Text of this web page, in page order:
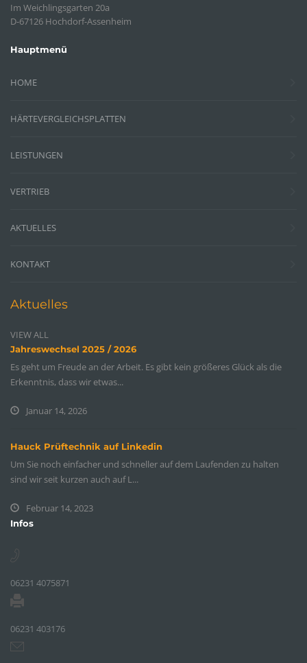
Im Weichlingsgarten 20a
D-67126 Hochdorf-Assenheim
Hauptmenü
HOME
HÄRTEVERGLEICHSPLATTEN
LEISTUNGEN
VERTRIEB
AKTUELLES
KONTAKT
Aktuelles
VIEW ALL
Jahreswechsel 2025 / 2026
Es geht um Freude an der Arbeit. Es gibt kein größeres Glück als die
Erkenntnis, dass wir etwas...
Januar 14, 2026
Hauck Prüftechnik auf Linkedin
Um Sie noch einfacher und schneller auf dem Laufenden zu halten
sind wir seit kurzen auch auf L...
Februar 14, 2023
Infos
06231 4075871
06231 403176